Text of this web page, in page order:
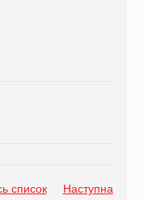
список Наступна